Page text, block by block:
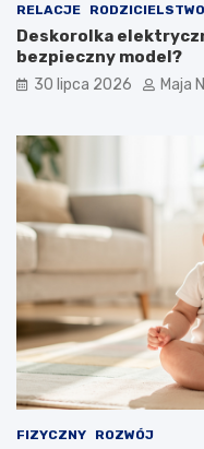
RELACJE RODZICIELSTWO
Deskorolka
bezpieczny model?
30 lipca 2026 Maja
FIZYCZNY ROZWÓJ